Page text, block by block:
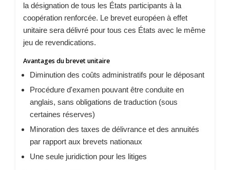
la désignation de tous les États participants à la
coopération renforcée. Le brevet européen à effet
unitaire sera délivré pour tous ces États avec le même
jeu de revendications.
Avantages du brevet unitaire
Diminution des coûts administratifs pour le déposant
Procédure d'examen pouvant être conduite en
anglais, sans obligations de traduction (sous
certaines réserves)
Minoration des taxes de délivrance et des annuités
par rapport aux brevets nationaux
Une seule juridiction pour les litiges